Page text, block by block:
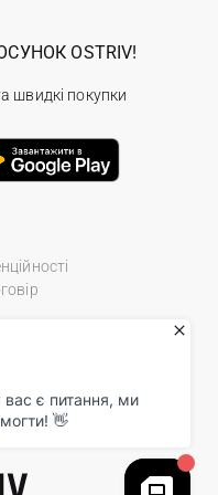
Reserved.
OSTRIV!
швидкі покупки